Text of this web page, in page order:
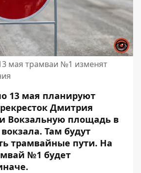
мая трамваи №1 изменят
13 мая планируют
Дмитрия
Вокзальную площадь в
Там будут
трамвайные пути. На
№1 будет